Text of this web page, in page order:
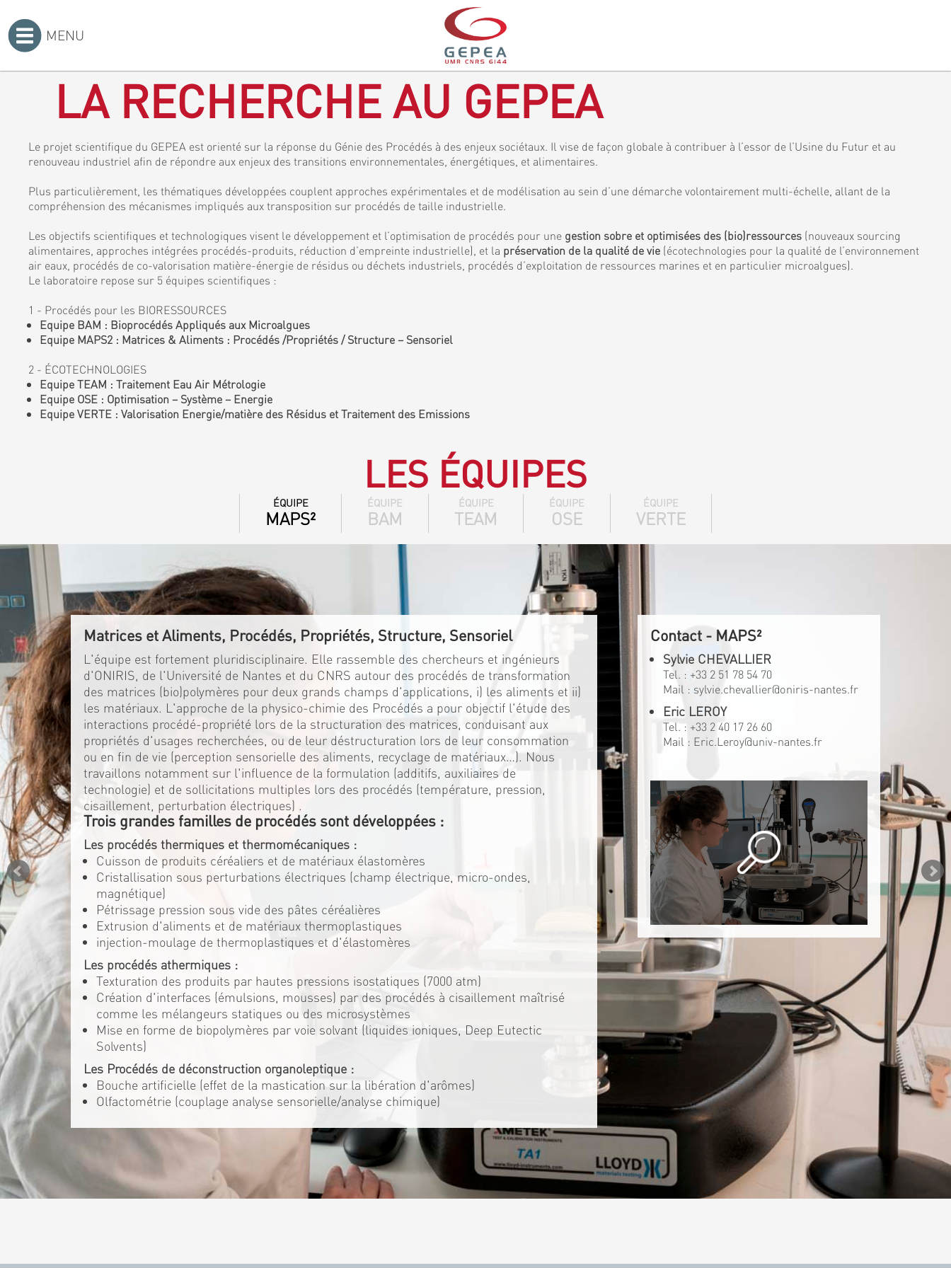
MENU
LA RECHERCHE AU GEPEA
Le projet scientifique du GEPEA est orienté sur la réponse du Génie des Procédés à des enjeux sociétaux. Il vise de façon globale à contribuer à l’essor de l’Usine du Futur et au
renouveau industriel afin de répondre aux enjeux des transitions environnementales, énergétiques, et alimentaires.
Plus particulièrement, les thématiques développées couplent approches expérimentales et de modélisation au sein d’une démarche volontairement multi-échelle, allant de la
compréhension des mécanismes impliqués aux transposition sur procédés de taille industrielle.
Les objectifs scientifiques et technologiques visent le développement et l’optimisation de procédés pour une gestion sobre et optimisées des (bio)ressources (nouveaux sourcing
alimentaires, approches intégrées procédés-produits, réduction d’empreinte industrielle), et la préservation de la qualité de vie (écotechnologies pour la qualité de l’environnement
air eaux, procédés de co-valorisation matière-énergie de résidus ou déchets industriels, procédés d’exploitation de ressources marines et en particulier microalgues).
Le laboratoire repose sur 5 équipes scientifiques :
1 - Procédés pour les BIORESSOURCES
Equipe BAM : Bioprocédés Appliqués aux Microalgues
Equipe MAPS2 : Matrices & Aliments : Procédés /Propriétés / Structure – Sensoriel
2 - ÉCOTECHNOLOGIES
Equipe TEAM : Traitement Eau Air Métrologie
Equipe OSE : Optimisation – Système – Energie
Equipe VERTE : Valorisation Energie/matière des Résidus et Traitement des Emissions
LES ÉQUIPES
ÉQUIPE
MAPS²
ÉQUIPE
BAM
ÉQUIPE
TEAM
ÉQUIPE
OSE
ÉQUIPE
VERTE
Matrices et Aliments, Procédés, Propriétés, Structure, Sensoriel
L'équipe est fortement pluridisciplinaire. Elle rassemble des chercheurs et ingénieurs
d'ONIRIS, de l'Université de Nantes et du CNRS autour des procédés de transformation
des matrices (bio)polymères pour deux grands champs d'applications, i) les aliments et ii)
les matériaux. L'approche de la physico-chimie des Procédés a pour objectif l'étude des
interactions procédé-propriété lors de la structuration des matrices, conduisant aux
propriétés d'usages recherchées, ou de leur déstructuration lors de leur consommation
ou en fin de vie (perception sensorielle des aliments, recyclage de matériaux…). Nous
travaillons notamment sur l'influence de la formulation (additifs, auxiliaires de
technologie) et de sollicitations multiples lors des procédés (température, pression,
cisaillement, perturbation électriques) .
Trois grandes familles de procédés sont développées :
Les procédés thermiques et thermomécaniques :
Cuisson de produits céréaliers et de matériaux élastomères
Cristallisation sous perturbations électriques (champ électrique, micro-ondes,
magnétique)
Pétrissage pression sous vide des pâtes céréalières
Extrusion d'aliments et de matériaux thermoplastiques
injection-moulage de thermoplastiques et d'élastomères
Les procédés athermiques :
Texturation des produits par hautes pressions isostatiques (7000 atm)
Création d'interfaces (émulsions, mousses) par des procédés à cisaillement maîtrisé
comme les mélangeurs statiques ou des microsystèmes
Mise en forme de biopolymères par voie solvant (liquides ioniques, Deep Eutectic
Solvents)
Les Procédés de déconstruction organoleptique :
Bouche artificielle (effet de la mastication sur la libération d'arômes)
Olfactométrie (couplage analyse sensorielle/analyse chimique)
Contact - MAPS²
Sylvie CHEVALLIER
Tel. : +33 2 51 78 54 70
Mail : sylvie.chevallier@oniris-nantes.fr
Eric LEROY
Tel. : +33 2 40 17 26 60
Mail : Eric.Leroy@univ-nantes.fr